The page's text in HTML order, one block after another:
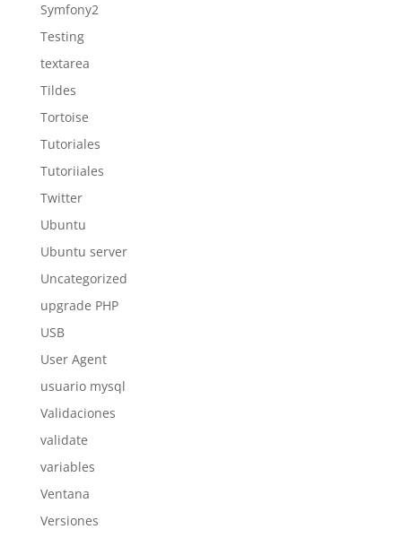
Symfony2
Testing
textarea
Tildes
Tortoise
Tutoriales
Tutoriiales
Twitter
Ubuntu
Ubuntu server
Uncategorized
upgrade PHP
USB
User Agent
usuario mysql
Validaciones
validate
variables
Ventana
Versiones